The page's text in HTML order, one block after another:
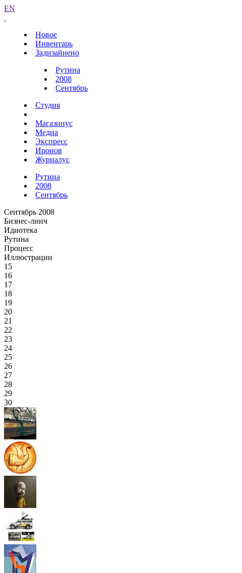
EN
Новое
Инвентарь
Задизайнено
Рутина
2008
Сентябрь
Студия
Магазинус
Медиа
Экспресс
Иронов
Журналус
Рутина
2008
Сентябрь
Сентябрь 2008
Бизнес-линч
Идиотека
Рутина
Процесс
Иллюстрации
15
16
17
18
19
20
21
22
23
24
25
26
27
28
29
30